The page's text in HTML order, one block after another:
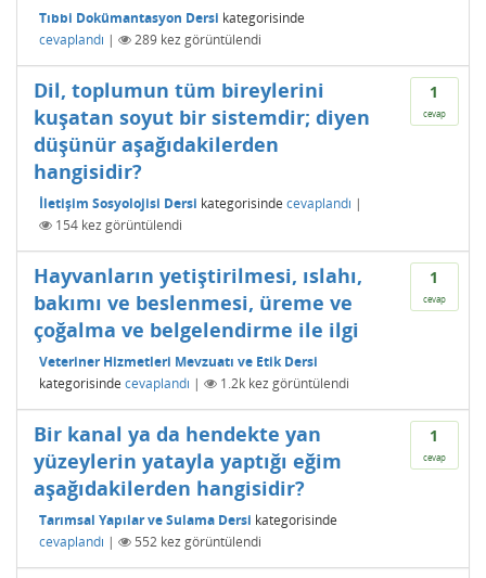
Tıbbi Dokümantasyon Dersi kategorisinde
cevaplandı | 289 kez görüntülendi
1
cevap
Dil, toplumun tüm bireylerini
kuşatan soyut bir sistemdir; diyen
düşünür aşağıdakilerden
hangisidir?
İletişim Sosyolojisi Dersi kategorisinde cevaplandı |
154 kez görüntülendi
1
cevap
Hayvanların yetiştirilmesi, ıslahı,
bakımı ve beslenmesi, üreme ve
çoğalma ve belgelendirme ile ilgi
Veteriner Hizmetleri Mevzuatı ve Etik Dersi
kategorisinde cevaplandı | 1.2k kez görüntülendi
1
cevap
Bir kanal ya da hendekte yan
yüzeylerin yatayla yaptığı eğim
aşağıdakilerden hangisidir?
Tarımsal Yapılar ve Sulama Dersi kategorisinde
cevaplandı | 552 kez görüntülendi